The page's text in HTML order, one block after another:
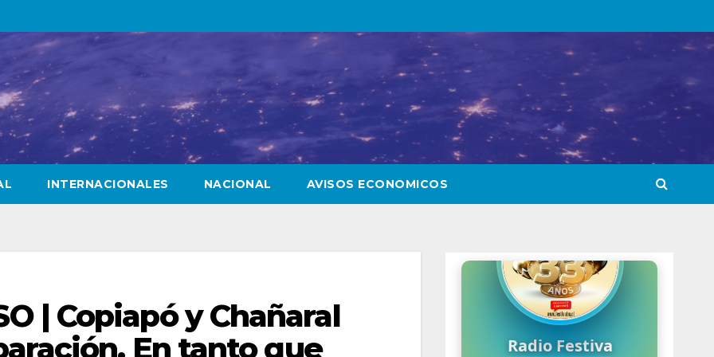
INTERNACIONALES NACIONAL AVISOS ECONOMICOS
| Copiapó y Chañaral
En tanto que